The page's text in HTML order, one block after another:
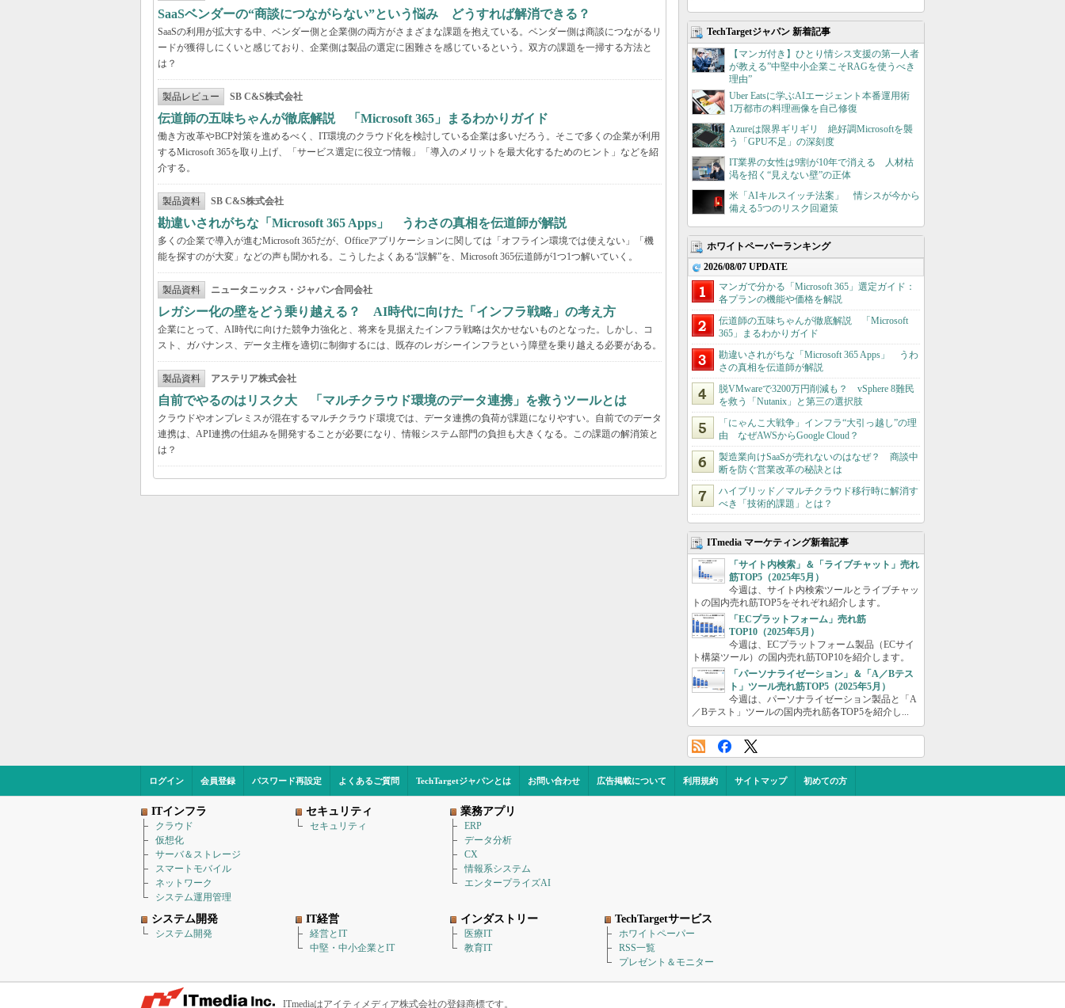
SaaSベンダーの“商談につながらない”という悩み どうすれば解消できる？
SaaSの利用が拡大する中、ベンダー側と企業側の両方がさまざまな課題を抱えている。ベンダー側は商談につながるリ
ードが獲得しにくいと感じており、企業側は製品の選定に困難さを感じているという。双方の課題を一掃する方法と
は？
製品レビュー SB C&S株式会社
伝道師の五味ちゃんが徹底解説 「Microsoft 365」まるわかりガイド
働き方改革やBCP対策を進めるべく、IT環境のクラウド化を検討している企業は多いだろう。そこで多くの企業が利用
するMicrosoft 365を取り上げ、「サービス選定に役立つ情報」「導入のメリットを最大化するためのヒント」などを紹
介する。
製品資料 SB C&S株式会社
勘違いされがちな「Microsoft 365 Apps」 うわさの真相を伝道師が解説
多くの企業で導入が進むMicrosoft 365だが、Officeアプリケーションに関しては「オフライン環境では使えない」「機
能を探すのが大変」などの声も聞かれる。こうしたよくある“誤解”を、Microsoft 365伝道師が1つ1つ解いていく。
製品資料 ニュータニックス・ジャパン合同会社
レガシー化の壁をどう乗り越える？ AI時代に向けた「インフラ戦略」の考え方
企業にとって、AI時代に向けた競争力強化と、将来を見据えたインフラ戦略は欠かせないものとなった。しかし、コ
スト、ガバナンス、データ主権を適切に制御するには、既存のレガシーインフラという障壁を乗り越える必要がある。
製品資料 アステリア株式会社
自前でやるのはリスク大 「マルチクラウド環境のデータ連携」を救うツールとは
クラウドやオンプレミスが混在するマルチクラウド環境では、データ連携の負荷が課題になりやすい。自前でのデータ
連携は、API連携の仕組みを開発することが必要になり、情報システム部門の負担も大きくなる。この課題の解消策と
は？
TechTargetジャパン 新着記事
【マンガ付き】ひとり情シス支援の第一人者
が教える”中堅中小企業こそRAGを使うべき
理由”
Uber Eatsに学ぶAIエージェント本番運用術
1万都市の料理画像を自己修復
Azureは限界ギリギリ 絶好調Microsoftを襲
う「GPU不足」の深刻度
IT業界の女性は9割が10年で消える 人材枯
渇を招く“見えない壁”の正体
米「AIキルスイッチ法案」 情シスが今から
備える5つのリスク回避策
ホワイトペーパーランキング
2026/08/07 UPDATE
マンガで分かる「Microsoft 365」選定ガイド：
各プランの機能や価格を解説
伝道師の五味ちゃんが徹底解説 「Microsoft
365」まるわかりガイド
勘違いされがちな「Microsoft 365 Apps」 うわ
さの真相を伝道師が解説
脱VMwareで3200万円削減も？ vSphere 8難民
を救う「Nutanix」と第三の選択肢
「にゃんこ大戦争」インフラ“大引っ越し”の理
由 なぜAWSからGoogle Cloud？
製造業向けSaaSが売れないのはなぜ？ 商談中
断を防ぐ営業改革の秘訣とは
ハイブリッド／マルチクラウド移行時に解消す
べき「技術的課題」とは？
ITmedia マーケティング新着記事
「サイト内検索」＆「ライブチャット」売れ
筋TOP5（2025年5月）
今週は、サイト内検索ツールとライブチャッ
トの国内売れ筋TOP5をそれぞれ紹介します。
「ECプラットフォーム」売れ筋
TOP10（2025年5月）
今週は、ECプラットフォーム製品（ECサイ
ト構築ツール）の国内売れ筋TOP10を紹介します。
「パーソナライゼーション」＆「A／Bテス
ト」ツール売れ筋TOP5（2025年5月）
今週は、パーソナライゼーション製品と「A
／Bテスト」ツールの国内売れ筋各TOP5を紹介し...
ログイン 会員登録 パスワード再設定 よくあるご質問 TechTargetジャパンとは お問い合わせ 広告掲載について 利用規約 サイトマップ 初めての方
ITインフラ
クラウド
仮想化
サーバ＆ストレージ
スマートモバイル
ネットワーク
システム運用管理
セキュリティ
セキュリティ
業務アプリ
ERP
データ分析
CX
情報系システム
エンタープライズAI
システム開発
システム開発
IT経営
経営とIT
中堅・中小企業とIT
インダストリー
医療IT
教育IT
TechTargetサービス
ホワイトペーパー
RSS一覧
プレゼント＆モニター
ITmediaはアイティメディア株式会社の登録商標です。